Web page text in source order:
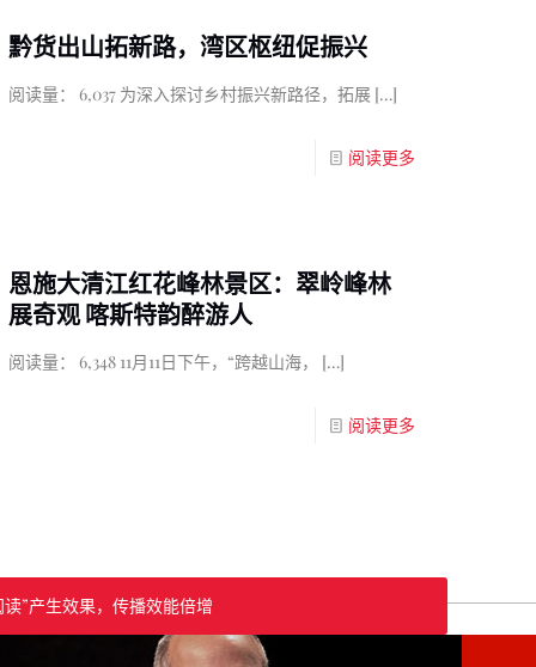
黔货出山拓新路，湾区枢纽促振兴
阅读量： 6,037 为深入探讨乡村振兴新路径，拓展 […]
阅读更多
恩施大清江红花峰林景区：翠岭峰林
展奇观 喀斯特韵醉游人
阅读量： 6,348 11月11日下午，“跨越山海， […]
阅读更多
读”产生效果，传播效能倍增